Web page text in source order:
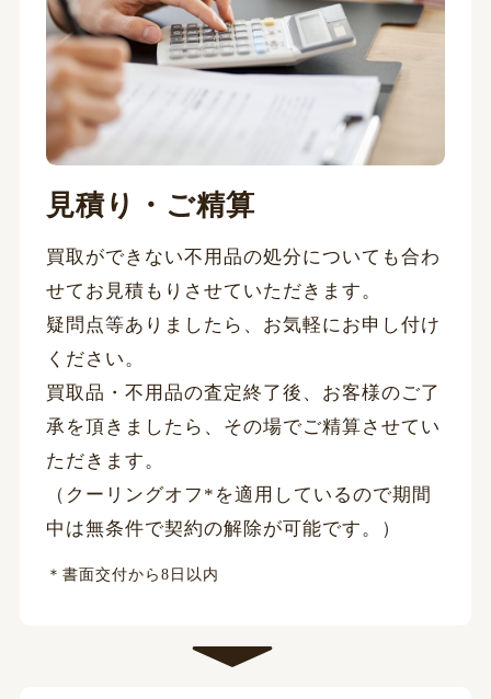
見積り・ご精算
買取ができない不用品の処分についても合わ
せてお見積もりさせていただきます。
疑問点等ありましたら、お気軽にお申し付け
ください。
買取品・不用品の査定終了後、お客様のご了
承を頂きましたら、その場でご精算させてい
ただきます。
（クーリングオフ*を適用しているので期間
中は無条件で契約の解除が可能です。）
＊書面交付から8日以内